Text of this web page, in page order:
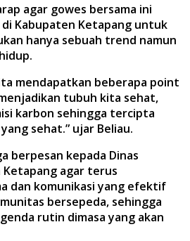
agar gowes bersama ini
Kabupaten Ketapang untuk
hanya sebuah trend namun
mendapatkan beberapa point
tubuh kita sehat,
karbon sehingga tercipta
sehat.” ujar Beliau.
berpesan kepada Dinas
Ketapang agar terus
dan komunikasi yang efektif
bersepeda, sehingga
rutin dimasa yang akan